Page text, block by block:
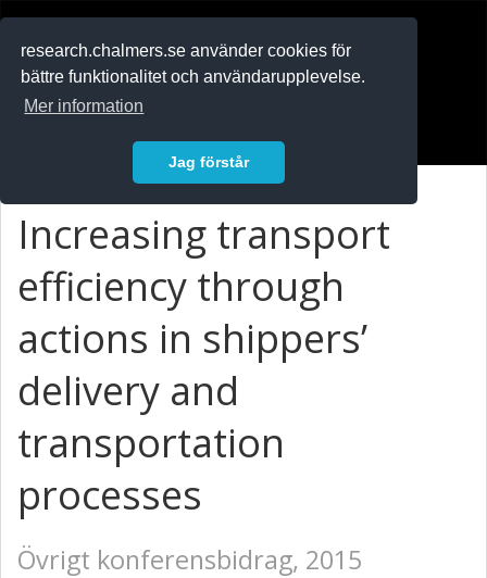
research.chalmers.se använder cookies för
bättre funktionalitet och användarupplevelse.
Mer information
Jag förstår
Increasing transport
efficiency through
actions in shippers’
delivery and
transportation
processes
Övrigt konferensbidrag, 2015